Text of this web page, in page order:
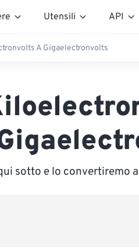
Utensili API
A Gigaelectronvolts
sotto e lo convertiremo